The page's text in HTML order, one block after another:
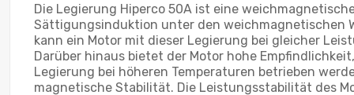
Die Legierung Hiperco 50A ist eine
Sättigungsinduktion unter den weichmagnetischen
kann ein Motor mit dieser Legierung bei gleicher
Darüber hinaus bietet der Motor hohe
Legierung bei höheren Temperaturen betrieben
magnetische Stabilität. Die Leistungsstabilität des